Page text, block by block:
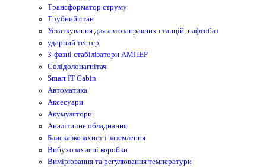
Трансформатор струму
Трубний стан
Устаткування для автозаправних станцій, нафтобаз
ударний тестер
3-фазні стабілізатори АМПЕР
Cолідолонагнітач
Smart IT Cabin
Автоматика
Аксесуари
Акумулятори
Аналітичне обладнання
Блискавкозахист і заземлення
Вибухозахисні коробки
Вимірювання та регулювання температури